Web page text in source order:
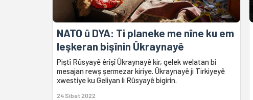
NATO û DYA: Ti planeke me nîne ku em
leşkeran bişînin Ûkraynayê
Piştî Rûsyayê êrîşî Ûkraynayê kir, gelek welatan bi
mesajan rewş şermezar kiriye. Ûkraynayê ji Tirkiyeyê
xwestiye ku Geliyan li Rûsyayê bigirin.
24 Sibat 2022